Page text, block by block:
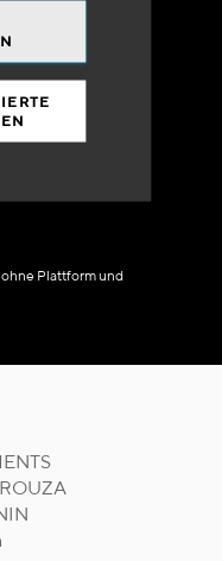
Plattform und